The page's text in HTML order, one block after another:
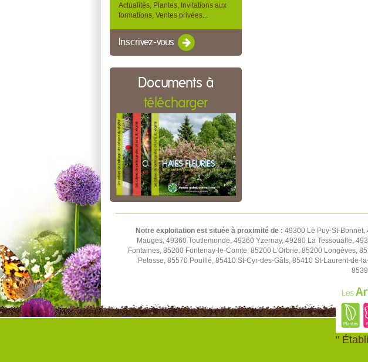
Actualités, Plantes, Invitations aux
formations, Ventes privées...
Inscrivez-vous
Documents à
télécharger
Notre exploitation est située à proximité de : 49300 Le Puy-St-
Mauges, 49360 Toutlemonde, 49360 Yzernay, 49280 La Tessoualle,
Fontaines, 85200 Fontenay-le-Comte, 85200 L'Orbrie, 85200 Longèves,
Petosse, 85570 Pouillé, 85410 St-Cyr-des-Gâts, 85410 St-Laurent-
"